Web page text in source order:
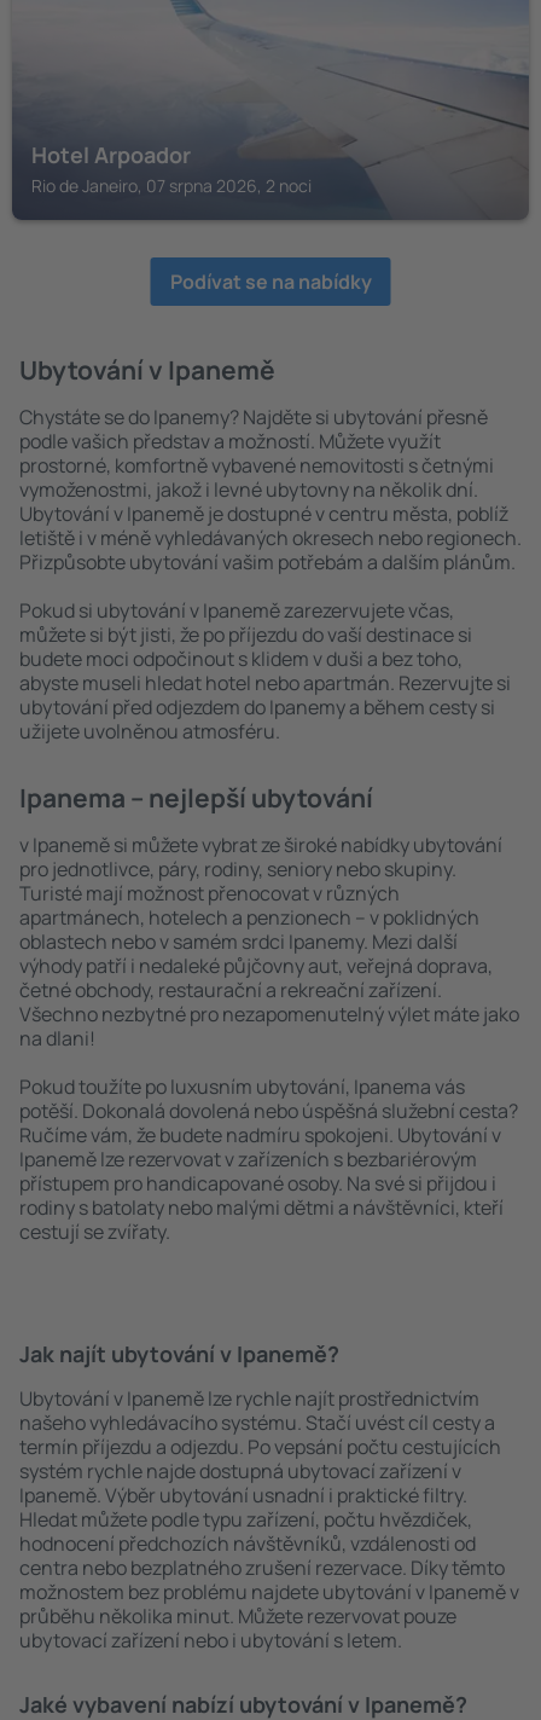
Hotel Arpoador
Rio de Janeiro, 07 srpna 2026, 2 noci
Podívat se na nabídky
Ubytování v Ipanemě
Chystáte se do Ipanemy? Najděte si ubytování přesně
podle vašich představ a možností. Můžete využít
prostorné, komfortně vybavené nemovitosti s četnými
vymoženostmi, jakož i levné ubytovny na několik dní.
Ubytování v Ipanemě je dostupné v centru města, poblíž
letiště i v méně vyhledávaných okresech nebo regionech.
Přizpůsobte ubytování vašim potřebám a dalším plánům.
Pokud si ubytování v Ipanemě zarezervujete včas,
můžete si být jisti, že po příjezdu do vaší destinace si
budete moci odpočinout s klidem v duši a bez toho,
abyste museli hledat hotel nebo apartmán. Rezervujte si
ubytování před odjezdem do Ipanemy a během cesty si
užijete uvolněnou atmosféru.
Ipanema – nejlepší ubytování
v Ipanemě si můžete vybrat ze široké nabídky ubytování
pro jednotlivce, páry, rodiny, seniory nebo skupiny.
Turisté mají možnost přenocovat v různých
apartmánech, hotelech a penzionech – v poklidných
oblastech nebo v samém srdci Ipanemy. Mezi další
výhody patří i nedaleké půjčovny aut, veřejná doprava,
četné obchody, restaurační a rekreační zařízení.
Všechno nezbytné pro nezapomenutelný výlet máte jako
na dlani!
Pokud toužíte po luxusním ubytování, Ipanema vás
potěší. Dokonalá dovolená nebo úspěšná služební cesta?
Ručíme vám, že budete nadmíru spokojeni. Ubytování v
Ipanemě lze rezervovat v zařízeních s bezbariérovým
přístupem pro handicapované osoby. Na své si přijdou i
rodiny s batolaty nebo malými dětmi a návštěvníci, kteří
cestují se zvířaty.
Jak najít ubytování v Ipanemě?
Ubytování v Ipanemě lze rychle najít prostřednictvím
našeho vyhledávacího systému. Stačí uvést cíl cesty a
termín příjezdu a odjezdu. Po vepsání počtu cestujících
systém rychle najde dostupná ubytovací zařízení v
Ipanemě. Výběr ubytování usnadní i praktické filtry.
Hledat můžete podle typu zařízení, počtu hvězdiček,
hodnocení předchozích návštěvníků, vzdálenosti od
centra nebo bezplatného zrušení rezervace. Díky těmto
možnostem bez problému najdete ubytování v Ipanemě v
průběhu několika minut. Můžete rezervovat pouze
ubytovací zařízení nebo i ubytování s letem.
Jaké vybavení nabízí ubytování v Ipanemě?